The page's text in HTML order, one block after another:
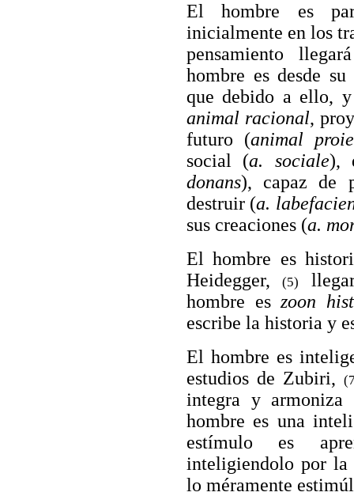
El hombre es
inicialmente en los
pensamiento
hombre es desde
que debido a ello,
animal racional,
futuro (animal
social (a. sociale),
donans), capaz de
destruir (a.
sus creaciones (a.
El hombre es
Heidegger,(5)
hombre es zoon
escribe la historia y
El hombre es
estudios de Zubiri,
integra y
hombre es una
estímulo es
inteligiendolo por la
lo méramente